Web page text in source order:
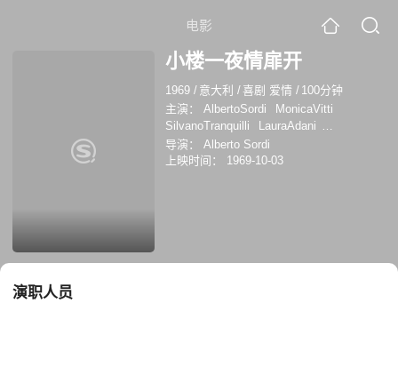
电影
小楼一夜情扉开
1969 / 意大利 /喜剧 爱情 / 100分钟
主演：
AlbertoSordi
MonicaVitti
SilvanoTranquilli
LauraAdani
UgoGregoretti
MariolinaCannuli
MaurizioDavini
莫妮卡·维蒂
导演：
Alberto Sordi
上映时间：
1969-10-03
演职人员